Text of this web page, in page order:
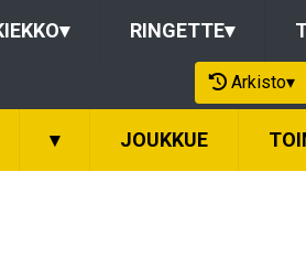
▾ RINGETTE▾
Arkisto▾
▾ JOUKKUE